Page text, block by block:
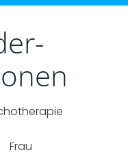
Frau